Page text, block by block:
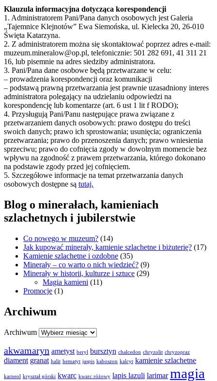
Klauzula informacyjna dotycząca korespondencji
1. Administratorem Pani/Pana danych osobowych jest Galeria
„Tajemnice Klejnotów” Ewa Siemońska, ul. Kielecka 20, 26-010
Święta Katarzyna.
2. Z administratorem można się skontaktować poprzez adres e-mail:
muzeum.mineralow@op.pl, telefonicznie: 501 282 691, 41 311 21
16, lub pisemnie na adres siedziby administratora.
3. Pani/Pana dane osobowe będą przetwarzane w celu:
– prowadzenia korespondencji oraz komunikacji
– podstawą prawną przetwarzania jest prawnie uzasadniony interes
administratora polegający na udzielaniu odpowiedzi na
korespondencję lub komentarze (art. 6 ust 1 lit f RODO);
4. Przysługują Pani/Panu następujące prawa związane z
przetwarzaniem danych osobowych: prawo dostępu do treści
swoich danych; prawo ich sprostowania; usunięcia; ograniczenia
przetwarzania; prawo do przenoszenia danych; prawo wniesienia
sprzeciwu; prawo do cofnięcia zgody w dowolnym momencie bez
wpływu na zgodność z prawem przetwarzania, którego dokonano
na podstawie zgody przed jej cofnięciem.
5. Szczegółowe informacje na temat przetwarzania danych
osobowych dostępne są tutaj.
Blog o minerałach, kamieniach
szlachetnych i jubilerstwie
Co nowego w muzeum? (14)
Jak kupować minerały, kamienie szlachetne i biżuterię? (17)
Kamienie szlachetne i ozdobne (35)
Minerały – co warto o nich wiedzieć? (9)
Minerały w historii, kulturze i sztuce (29)
Magia kamieni (11)
Promocje (1)
Archiwum
Archiwum
akwamaryn ametyst beryl bursztyn chalcedon chryzolit chryzopraz
diament granat halit hematyt jaspis kaboszon kalcyt kamienie szlachetne
karneol kryształ górski kwarc kwarc różowy lapis lazuli larimar magia